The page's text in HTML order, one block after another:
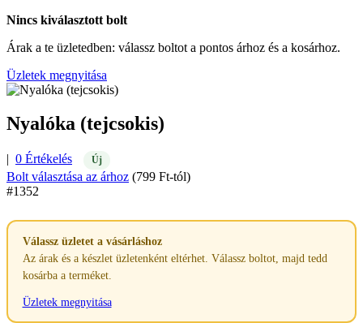
Nincs kiválasztott bolt
Árak a te üzletedben: válassz boltot a pontos árhoz és a kosárhoz.
Üzletek megnyitása
Nyalóka (tejcsokis)
| 0 Értékelés Új
Bolt választása az árhoz (799 Ft-tól)
#1352
Válassz üzletet a vásárláshoz
Az árak és a készlet üzletenként eltérhet. Válassz boltot, majd tedd
kosárba a terméket.
Üzletek megnyitása